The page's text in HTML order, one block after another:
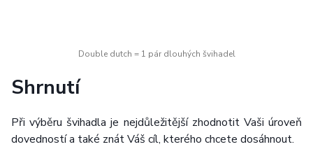
Double dutch = 1 pár dlouhých švihadel
Shrnutí
Při výběru švihadla je nejdůležitější zhodnotit Vaši úroveň
dovedností a také znát Váš cíl, kterého chcete dosáhnout.